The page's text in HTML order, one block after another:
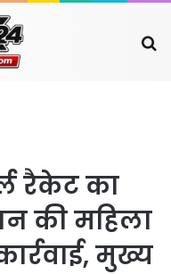
रैकेट का
की महिला
मुख्य